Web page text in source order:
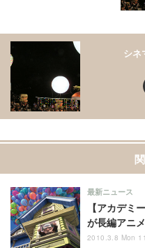
シネ
【アカデミ
が長編アニ
最新ニュース
2010.3.8 Mon